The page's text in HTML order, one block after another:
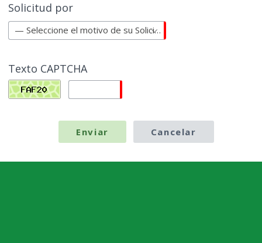
Solicitud por
— Seleccione el motivo de su Solicitud—
Texto CAPTCHA